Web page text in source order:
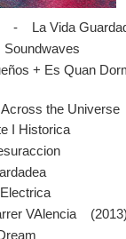
- La Vida
+ Es Quan
the Universe
Historica
VAlencia